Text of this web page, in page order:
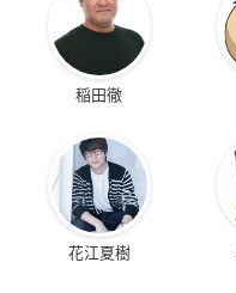
稲田徹
花江夏樹